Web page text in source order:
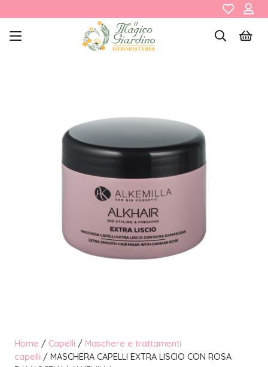
Home / Capelli / Maschere e trattamenti
capelli / MASCHERA CAPELLI EXTRA LISCIO CON ROSA